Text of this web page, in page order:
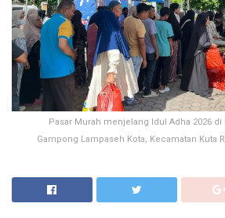
Pasar Murah menjelang Idul Adha 2026 di
Gampong Lampaseh Kota, Kecamatan Kuta